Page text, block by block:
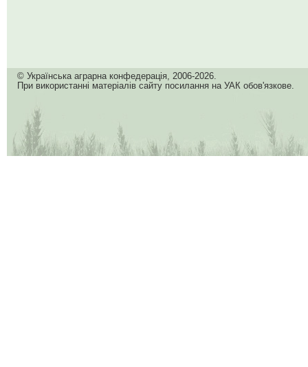
© Українська аграрна конфедерація, 2006-2026.
При використанні матеріалів сайту посилання на УАК обов'язкове.